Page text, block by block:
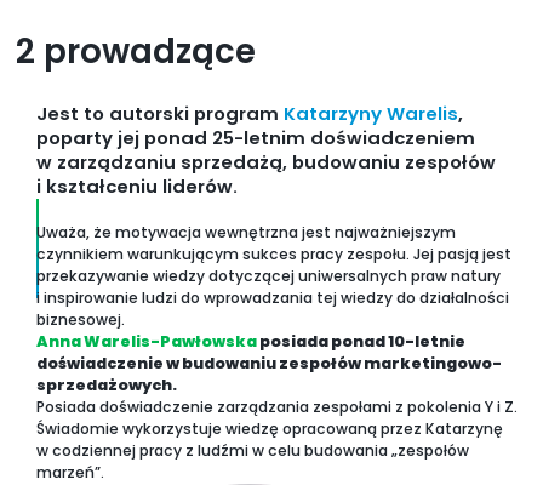
2 prowadzące
Jest to autorski program Katarzyny Warelis,
poparty jej ponad 25-letnim doświadczeniem
w zarządzaniu sprzedażą, budowaniu zespołów
i kształceniu liderów.
Uważa, że motywacja wewnętrzna jest najważniejszym
czynnikiem warunkującym sukces pracy zespołu. Jej pasją jest
przekazywanie wiedzy dotyczącej uniwersalnych praw natury
i inspirowanie ludzi do wprowadzania tej wiedzy do działalności
biznesowej.
Anna Warelis-Pawłowskaposiada ponad 10-letnie
doświadczenie w budowaniu zespołów marketingowo-
sprzedażowych.
Posiada doświadczenie zarządzania zespołami z pokolenia Y i Z.
Świadomie wykorzystuje wiedzę opracowaną przez Katarzynę
w codziennej pracy z ludźmi w celu budowania „zespołów
marzeń”.